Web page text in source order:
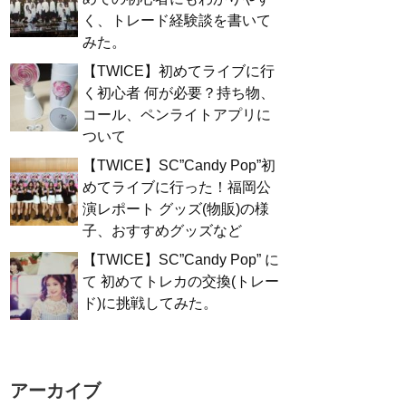
く、トレード経験談を書いて
みた。
【TWICE】初めてライブに行
く初心者 何が必要？持ち物、
コール、ペンライトアプリに
ついて
【TWICE】SC”Candy Pop”初
めてライブに行った！福岡公
演レポート グッズ(物販)の様
子、おすすめグッズなど
【TWICE】SC”Candy Pop” に
て 初めてトレカの交換(トレー
ド)に挑戦してみた。
アーカイブ